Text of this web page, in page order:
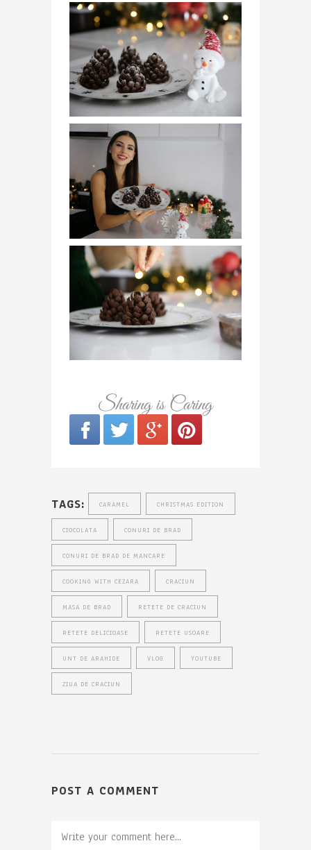
Sharing is Caring
TAGS: CARAMEL CHRISTMAS EDITION
CIOCOLATA CONURI DE BRAD
CONURI DE BRAD DE MANCARE
COOKING WITH CEZARA CRACIUN
MASA DE BRAD RETETE DE CRACIUN
RETETE DELICIOASE RETETE USOARE
UNT DE ARAHIDE VLOG YOUTUBE
ZIUA DE CRACIUN
POST A COMMENT